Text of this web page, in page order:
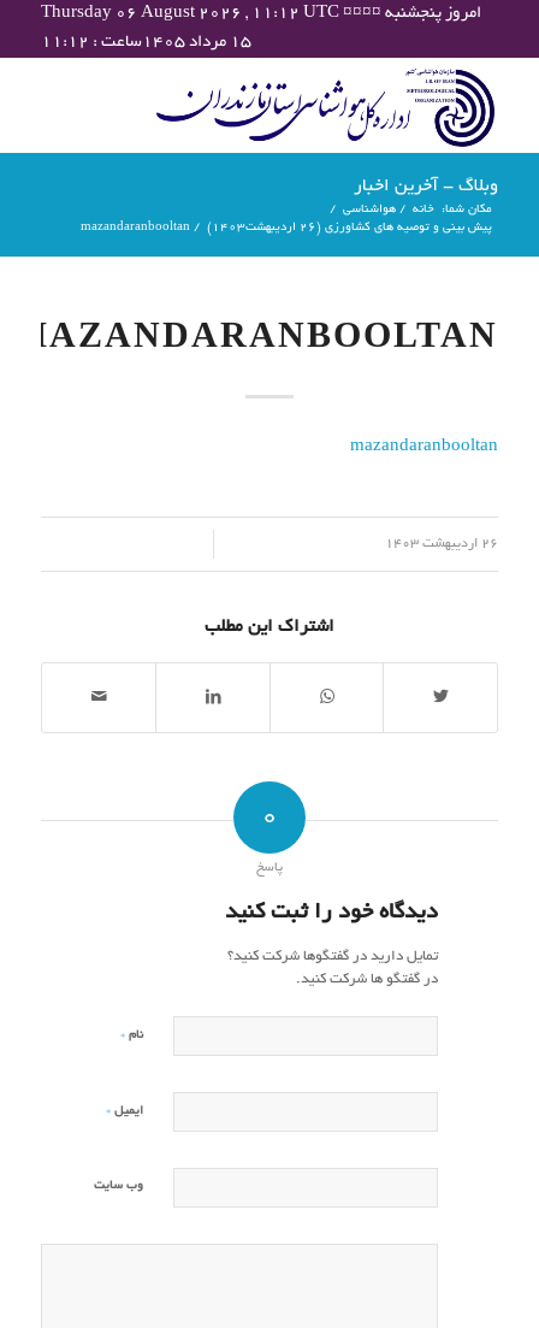
Thursday 06 August 2026 , 11:12 UTC ¤¤¤¤ امروز پنجشنبه
۱۵ مرداد ۱۴۰۵ساعت : ۱۱:۱۲
وبلاگ - آخرین اخبار
مکان شما: خانه / هواشناسی /
پیش بینی و توصیه های کشاورزی (26 اردیبهشت۱۴۰۳)
/
mazandaranbooltan
MAZANDARANBOOLTAN
mazandaranbooltan
26 اردیبهشت 1403
اشتراک این مطلب
0
پاسخ
دیدگاه خود را ثبت کنید
تمایل دارید در گفتگوها شرکت کنید؟
در گفتگو ها شرکت کنید.
نام *
ایمیل *
وب‌ سایت